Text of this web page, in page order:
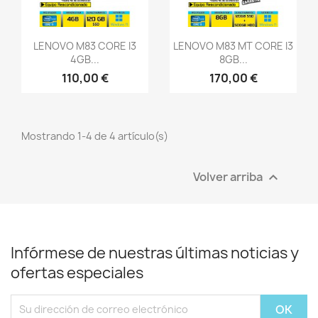
Cancelar Crear lista de deseos
((modalDeleteText))
Cancelar Iniciar sesión
Vista rápida
LENOVO M83 CORE I3
4GB...
110,00 €
Vista rápida
LENOVO M83 MT CORE I3
8GB...
170,00 €
Mostrando 1-4 de 4 artículo(s)
Volver arriba 
Infórmese de nuestras últimas noticias y
ofertas especiales